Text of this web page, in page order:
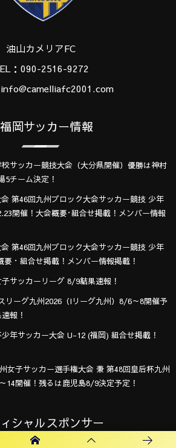
油山カメリアFC
：090-2516-9272
福岡サッカー情報
サッカー競技大会（大分県開催）優勝は神村
5チーム決定！
第46回九州ブロック大会サッカー競技 少年
開催！大会概要･組合せ掲載！メンバー情報
第46回九州ブロック大会サッカー競技 少年
・組合せ掲載！メンバー情報掲載！
サッカーリーグ 8/9結果速報！
リーグ九州2026（Iリーグ九州）8/6～8開催予
報！
年サッカー大会 U-12 (福岡) 組合せ掲載！
女子サッカー選手権大会 兼 第48回皇后杯九州
14開催！残るは鹿児島8/9決定予定！
シャルスポンサー